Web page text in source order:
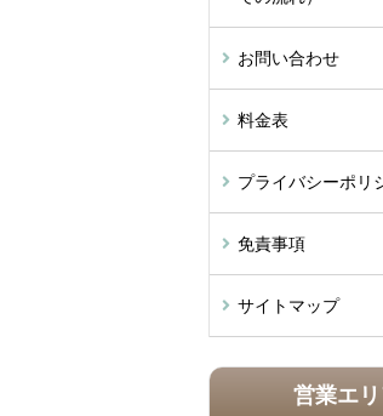
お問い合わせ
料金表
プライバシーポリ
免責事項
サイトマップ
営業エ